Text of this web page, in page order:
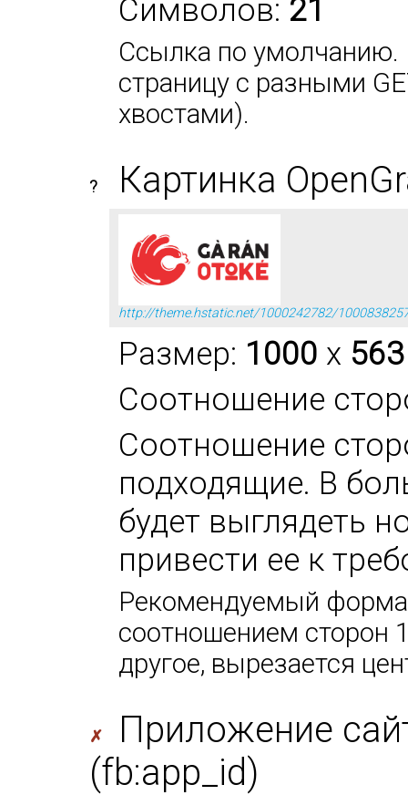
Символов: 21
Ссылка по умолчанию.
страницу с разными
хвостами).
? Картинка
http://theme.hstatic.net/1000242782/
Размер: 1000 x 563
Соотношение
Соотношение
подходящие. В
будет выглядеть
привести ее к
Рекомендуемый
соотношением сторон
другое, вырезается
✗
Приложение
(fb:app_id)